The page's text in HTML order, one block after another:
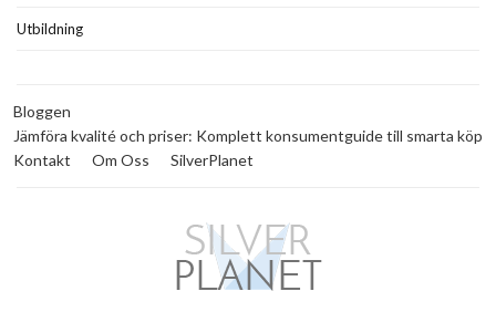
Utbildning
Bloggen
Jämföra kvalité och priser: Komplett konsumentguide till smarta köp
Kontakt
Om Oss SilverPlanet